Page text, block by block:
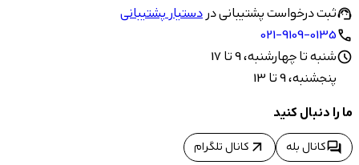
support_agentثبت درخواست پشتیبانی دردستیار پشتیبانی
call
021-9109-0135
scheduleشنبه تا چهارشنبه، 9 تا 17
پنجشنبه، 9 تا 13
ما را دنبال کنید
forumکانال بله arrow_outward کانال تلگرام